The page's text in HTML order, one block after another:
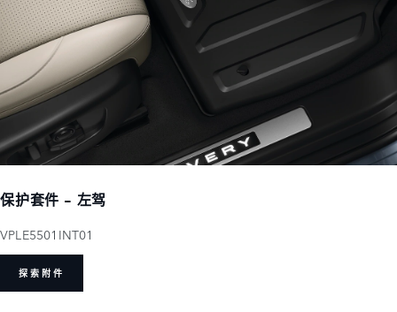
保护套件 - 左驾
VPLE5501INT01
探索附件